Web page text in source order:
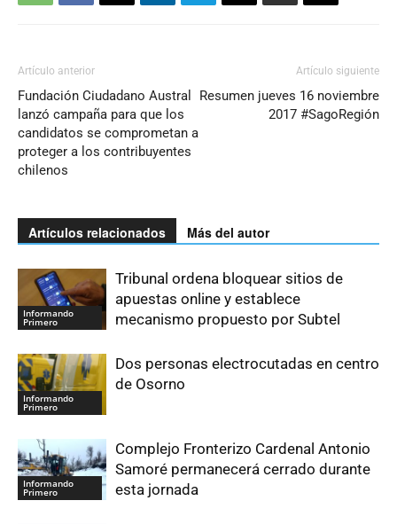
Artículo anterior
Fundación Ciudadano Austral
lanzó campaña para que los
candidatos se comprometan a
proteger a los contribuyentes
chilenos
Artículo siguiente
Resumen jueves 16 noviembre
2017 #SagoRegión
Artículos relacionados Más del autor
Informando
Primero
Tribunal ordena bloquear sitios de
apuestas online y establece
mecanismo propuesto por Subtel
Informando
Primero
Dos personas electrocutadas en centro
de Osorno
Informando
Primero
Complejo Fronterizo Cardenal Antonio
Samoré permanecerá cerrado durante
esta jornada